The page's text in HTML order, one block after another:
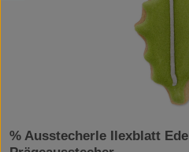
% Ausstecherle Ilexblatt Edelstahl 3